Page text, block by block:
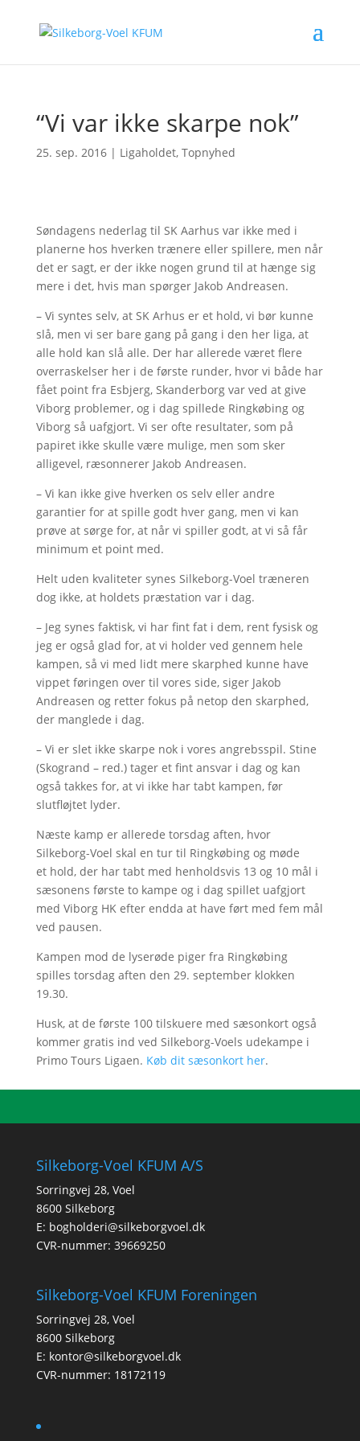
“Vi var ikke skarpe nok”
25. sep. 2016| Ligaholdet, Topnyhed
Søndagens nederlag til SK Aarhus var ikke med i
planerne hos hverken trænere eller spillere, men når
det er sagt, er der ikke nogen grund til at hænge sig
mere i det, hvis man spørger Jakob Andreasen.
– Vi syntes selv, at SK Arhus er et hold, vi bør kunne
slå, men vi ser bare gang på gang i den her liga, at
alle hold kan slå alle. Der har allerede været flere
overraskelser her i de første runder, hvor vi både har
fået point fra Esbjerg, Skanderborg var ved at give
Viborg problemer, og i dag spillede Ringkøbing og
Viborg så uafgjort. Vi ser ofte resultater, som på
papiret ikke skulle være mulige, men som sker
alligevel, ræsonnerer Jakob Andreasen.
– Vi kan ikke give hverken os selv eller andre
garantier for at spille godt hver gang, men vi kan
prøve at sørge for, at når vi spiller godt, at vi så får
minimum et point med.
Helt uden kvaliteter synes Silkeborg-Voel træneren
dog ikke, at holdets præstation var i dag.
– Jeg synes faktisk, vi har fint fat i dem, rent fysisk og
jeg er også glad for, at vi holder ved gennem hele
kampen, så vi med lidt mere skarphed kunne have
vippet føringen over til vores side, siger Jakob
Andreasen og retter fokus på netop den skarphed,
der manglede i dag.
– Vi er slet ikke skarpe nok i vores angrebsspil. Stine
(Skogrand – red.) tager et fint ansvar i dag og kan
også takkes for, at vi ikke har tabt kampen, før
slutfløjtet lyder.
Næste kamp er allerede torsdag aften, hvor
Silkeborg-Voel skal en tur til Ringkøbing og møde
et hold, der har tabt med henholdsvis 13 og 10 mål i
sæsonens første to kampe og i dag spillet uafgjort
med Viborg HK efter endda at have ført med fem mål
ved pausen.
Kampen mod de lyserøde piger fra Ringkøbing
spilles torsdag aften den 29. september klokken
19.30.
Husk, at de første 100 tilskuere med sæsonkort også
kommer gratis ind ved Silkeborg-Voels udekampe i
Primo Tours Ligaen. Køb dit sæsonkort her.
Silkeborg-Voel KFUM A/S
Sorringvej 28, Voel
8600 Silkeborg
E: bogholderi@silkeborgvoel.dk
CVR-nummer: 39669250
Silkeborg-Voel KFUM Foreningen
Sorringvej 28, Voel
8600 Silkeborg
E: kontor@silkeborgvoel.dk
CVR-nummer: 18172119